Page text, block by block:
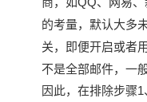
的考量，默认大多
关，即便开启或者
不是全部邮件，一
因此，在排除步骤